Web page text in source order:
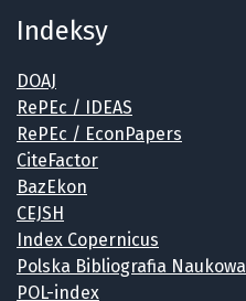
Indeksy
DOAJ
RePEc / IDEAS
RePEc / EconPapers
CiteFactor
BazEkon
CEJSH
Index Copernicus
Polska Bibliografia Naukowa
POL-index